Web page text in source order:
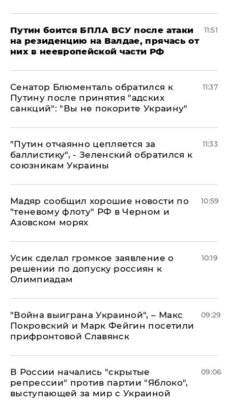
Путин боится БПЛА ВСУ после атаки
на резиденцию на Валдае, прячась от
них в неевропейской части РФ
11:51
Сенатор Блюменталь обратился к
Путину после принятия "адских
санкций": "Вы не покорите Украину"
11:37
"Путин отчаянно цепляется за
баллистику", - Зеленский обратился к
союзникам Украины
11:33
Мадяр сообщил хорошие новости по
"теневому флоту" РФ в Черном и
Азовском морях
10:59
Усик сделал громкое заявление о
решении по допуску россиян к
Олимпиадам
10:19
"Война выиграна Украиной", – Макс
Покровский и Марк Фейгин посетили
прифронтовой Славянск
09:29
В России начались "скрытые
репрессии" против партии "Яблоко",
выступающей за мир с Украиной
09:06